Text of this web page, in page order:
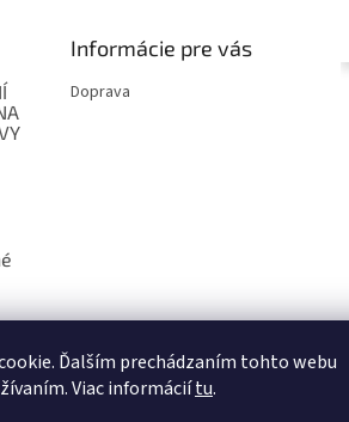
Ďalším prechádzaním tohto webu
Viac informáciítu.
Informácie pre vás
Doprava